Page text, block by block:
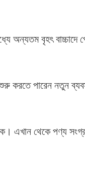
অন্যতম বৃহৎ বাচ্চাদে
করতে পারেন নতুন
এখান থেকে পণ্য